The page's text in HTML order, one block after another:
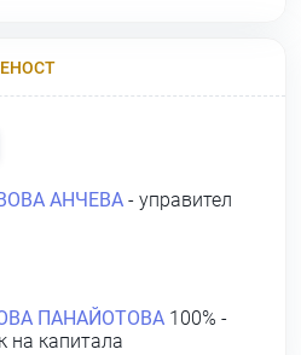
АНЧЕВА - управител
ПАНАЙОТОВА 100% -
на капитала